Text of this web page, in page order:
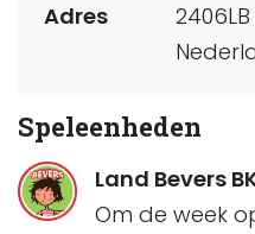
Adres
Speleenheden
Land Bevers
Om de week